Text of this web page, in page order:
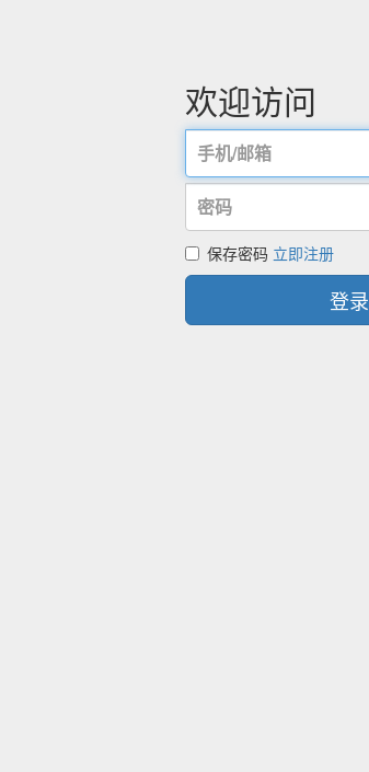
欢迎访问
保存密码 立即注册
登录